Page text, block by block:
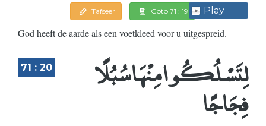
Tafseer Goto 71 : 19 Play
God heeft de aarde als een voetkleed voor u uitgespreid.
71 : 20 لِتَسْلُكُوا مِنْهَا سُبُلًا
فِجَاجًا